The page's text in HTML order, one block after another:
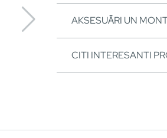
AKSESUĀRI UN
CITI INTERESANTI